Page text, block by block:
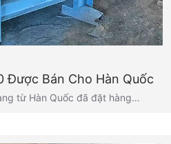
Được Bán Cho Hàn Quốc
từ Hàn Quốc đã đặt hàng…